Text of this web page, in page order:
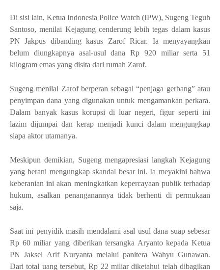
Di sisi lain, Ketua Indonesia Police Watch (IPW), Sugeng Teguh
Santoso, menilai Kejagung cenderung lebih tegas dalam kasus
PN Jakpus dibanding kasus Zarof Ricar. Ia menyayangkan
belum diungkapnya asal-usul dana Rp 920 miliar serta 51
kilogram emas yang disita dari rumah Zarof.
Sugeng menilai Zarof berperan sebagai “penjaga gerbang” atau
penyimpan dana yang digunakan untuk mengamankan perkara.
Dalam banyak kasus korupsi di luar negeri, figur seperti ini
lazim dijumpai dan kerap menjadi kunci dalam mengungkap
siapa aktor utamanya.
Meskipun demikian, Sugeng mengapresiasi langkah Kejagung
yang berani mengungkap skandal besar ini. Ia meyakini bahwa
keberanian ini akan meningkatkan kepercayaan publik terhadap
hukum, asalkan penanganannya tidak berhenti di permukaan
saja.
Saat ini penyidik masih mendalami asal usul dana suap sebesar
Rp 60 miliar yang diberikan tersangka Aryanto kepada Ketua
PN Jaksel Arif Nuryanta melalui panitera Wahyu Gunawan.
Dari total uang tersebut, Rp 22 miliar diketahui telah dibagikan